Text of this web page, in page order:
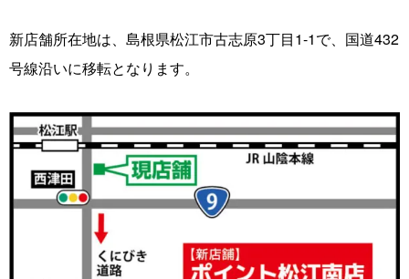
新店舗所在地は、島根県松江市古志原3丁目1-1で、国道432
号線沿いに移転となります。